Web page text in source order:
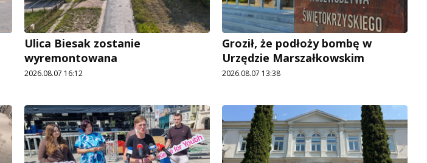
Ulica Biesak zostanie
wyremontowana
2026.08.07 16:12
Groził, że podłoży bombę w
Urzędzie Marszałkowskim
2026.08.07 13:38